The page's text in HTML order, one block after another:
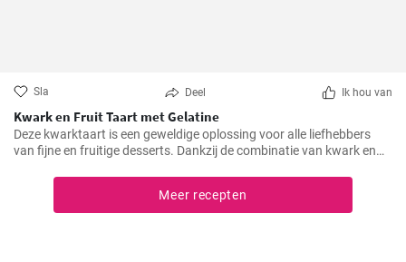
Sla Deel Ik hou van
Kwark en Fruit Taart met Gelatine
Deze kwarktaart is een geweldige oplossing voor alle liefhebbers
van fijne en fruitige desserts. Dankzij de combinatie van kwark en
smaak, maar is het ook redelijk gezond.
Meer recepten